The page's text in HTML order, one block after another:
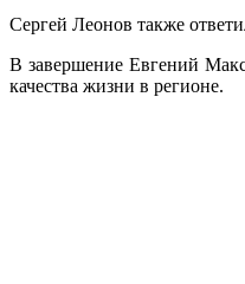
Сергей Леонов также
В завершение Евгений
качества жизни в регионе.